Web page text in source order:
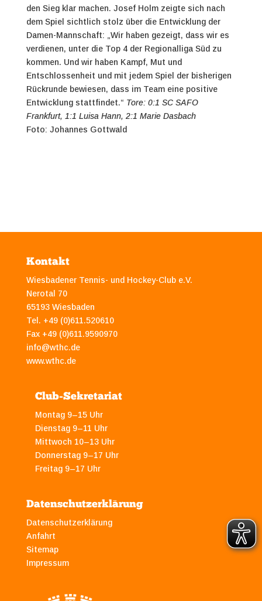
den Sieg klar machen. Josef Holm zeigte sich nach
dem Spiel sichtlich stolz über die Entwicklung der
Damen-Mannschaft: „Wir haben gezeigt, dass wir es
verdienen, unter die Top 4 der Regionalliga Süd zu
kommen. Und wir haben Kampf, Mut und
Entschlossenheit und mit jedem Spiel der bisherigen
Rückrunde bewiesen, dass im Team eine positive
Entwicklung stattfindet.“ Tore: 0:1 SC SAFO
Frankfurt, 1:1 Luisa Hann, 2:1 Marie Dasbach
Foto: Johannes Gottwald
Kontakt
Wiesbadener Tennis- und Hockey-Club e.V.
Nerotal 70
65193 Wiesbaden
Tel. +49 (0)611.520610
Fax +49 (0)611.9590970
info@wthc.de
www.wthc.de
Club-Sekretariat
Montag 9–15 Uhr
Dienstag 9–11 Uhr
Mittwoch 10–13 Uhr
Donnerstag 9–17 Uhr
Freitag 9–17 Uhr
Datenschutzerklärung
Datenschutzerklärung
Anfahrt
Sitemap
Impressum